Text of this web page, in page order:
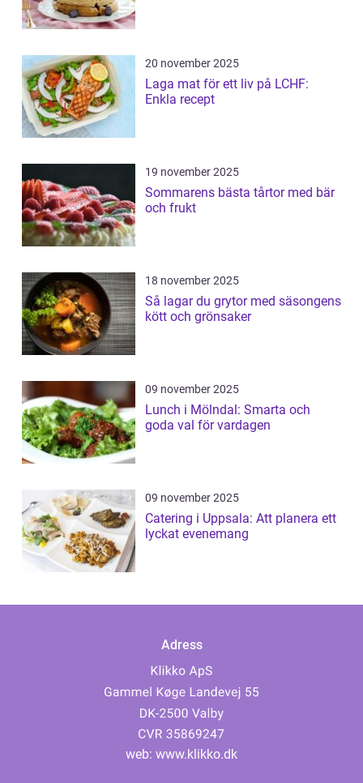
20 november 2025
Laga mat för ett liv på LCHF:
Enkla recept
19 november 2025
Sommarens bästa tårtor med bär
och frukt
18 november 2025
Så lagar du grytor med säsongens
kött och grönsaker
09 november 2025
Lunch i Mölndal: Smarta och
goda val för vardagen
09 november 2025
Catering i Uppsala: Att planera ett
lyckat evenemang
Adress
web: www.klikko.dk